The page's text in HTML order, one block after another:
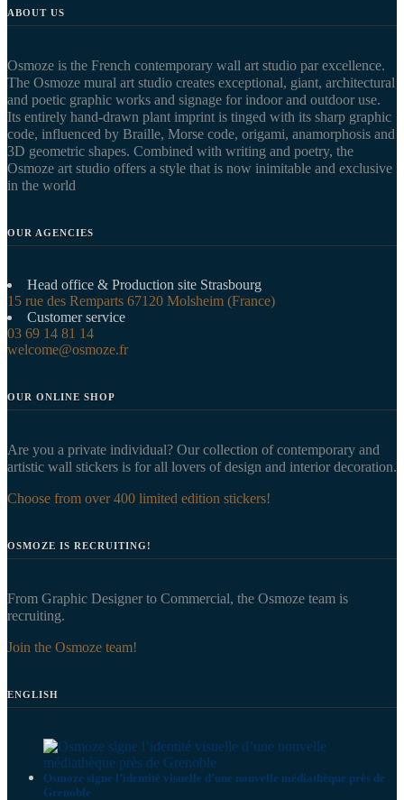
ABOUT US
Osmoze is the French contemporary wall art studio par excellence.
The Osmoze mural art studio creates exceptional, giant, architectural
and poetic graphic works and signage for indoor and outdoor use.
Its entirely hand-drawn plant imprint is tinged with its sharp graphic
code, influenced by Braille, Morse code, origami, anamorphosis and
3D geometric shapes. Combined with writing and poetry, the
Osmoze art studio offers a style that is now inimitable and exclusive
in the world
OUR AGENCIES
Head office & Production site Strasbourg
15 rue des Remparts 67120 Molsheim (France)
Customer service
03 69 14 81 14
welcome@osmoze.fr
OUR ONLINE SHOP
Are you a private individual? Our collection of contemporary and
artistic wall stickers is for all lovers of design and interior decoration.
Choose from over 400 limited edition stickers!
OSMOZE IS RECRUITING!
From Graphic Designer to Commercial, the Osmoze team is
recruiting.
Join the Osmoze team!
ENGLISH
Osmoze signe l’identité visuelle d’une nouvelle médiathèque près de
Grenoble